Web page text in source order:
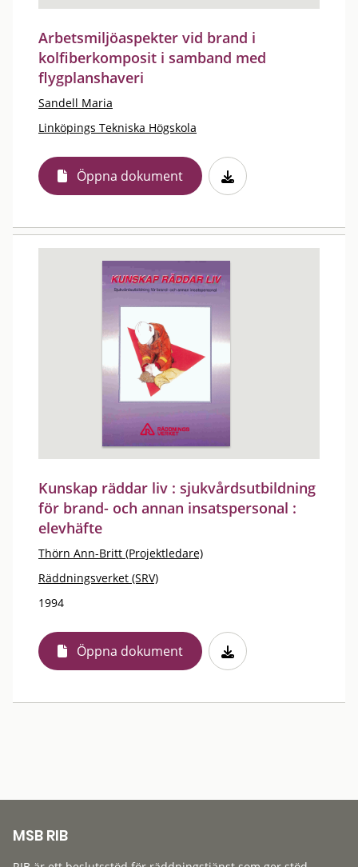
Arbetsmiljöaspekter vid brand i
kolfiberkomposit i samband med
flygplanshaveri
Sandell Maria
Linköpings Tekniska Högskola
Öppna dokument
Kunskap räddar liv : sjukvårdsutbildning
för brand- och annan insatspersonal :
elevhäfte
Thörn Ann-Britt (Projektledare)
Räddningsverket (SRV)
1994
Öppna dokument
MSB RIB